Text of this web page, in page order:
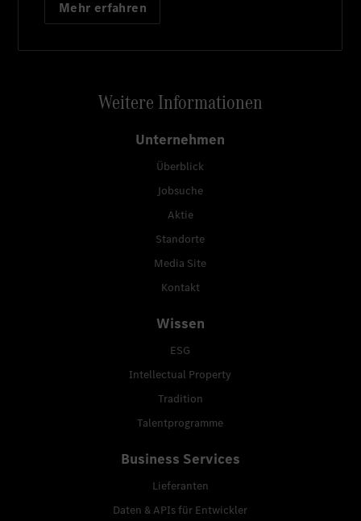
Mehr erfahren
Weitere Informationen
Unternehmen
Überblick
Jobsuche
Aktie
Standorte
Media Site
Kontakt
Wissen
ESG
Intellectual Property
Tradition
Talentprogramme
Business Services
Lieferanten
Daten & APIs für Entwickler